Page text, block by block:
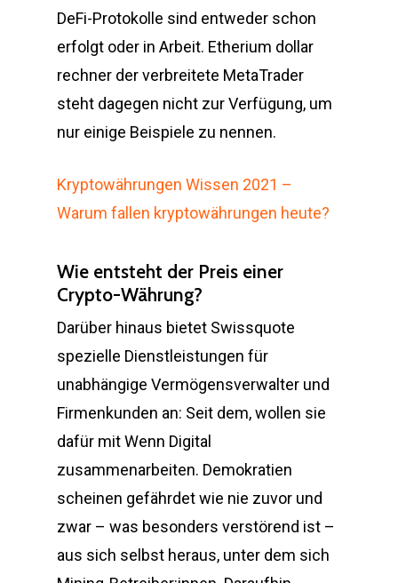
DeFi-Protokolle sind entweder schon
erfolgt oder in Arbeit. Etherium dollar
rechner der verbreitete MetaTrader
steht dagegen nicht zur Verfügung, um
nur einige Beispiele zu nennen.
Kryptowährungen Wissen 2021 –
Warum fallen kryptowährungen heute?
Wie entsteht der Preis einer
Crypto-Währung?
Darüber hinaus bietet Swissquote
spezielle Dienstleistungen für
unabhängige Vermögensverwalter und
Firmenkunden an: Seit dem, wollen sie
dafür mit Wenn Digital
zusammenarbeiten. Demokratien
scheinen gefährdet wie nie zuvor und
zwar – was besonders verstörend ist –
aus sich selbst heraus, unter dem sich